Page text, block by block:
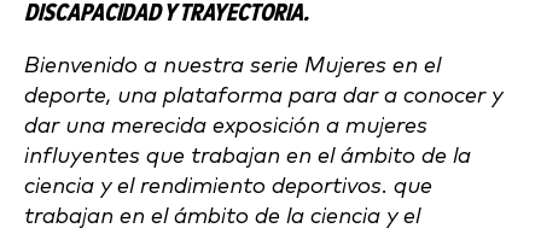
DISCAPACIDAD Y TRAYECTORIA.
Bienvenido a nuestra serie Mujeres en el
deporte, una plataforma para dar a conocer y
dar una merecida exposición a mujeres
influyentes que trabajan en el ámbito de la
ciencia y el rendimiento deportivos. que
trabajan en el ámbito de la ciencia y el